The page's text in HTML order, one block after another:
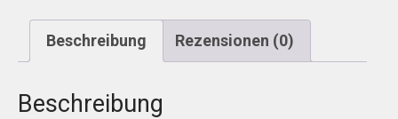
Beschreibung Rezensionen (0)
Beschreibung